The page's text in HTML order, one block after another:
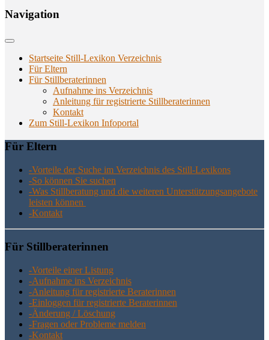
Navi­ga­ti­on
Startseite Still-Lexikon Verzeichnis
Für Eltern
Für Stillberaterinnen
Aufnahme ins Verzeichnis
Anlei­tung für regis­trier­te Stillberaterinnen
Kon­takt
Zum Still-Lexikon Infoportal
Für Eltern
-Vor­tei­le der Suche im Ver­zeich­nis des Still-Lexikons
-So kön­nen Sie suchen
-Was Still­be­ra­tung und die wei­te­ren Unter­stüt­zungs­an­ge­bo­te
leis­ten können
-Kon­takt
Für Still­be­ra­te­rin­nen
-Vor­tei­le einer Listung
-Auf­nah­me ins Verzeichnis
-Anlei­tung für regis­trier­te Beraterinnen
-Ein­log­gen für regis­trier­te Beraterinnen
-Ände­rung / Löschung
-Fra­gen oder Pro­ble­me melden
-Kon­takt